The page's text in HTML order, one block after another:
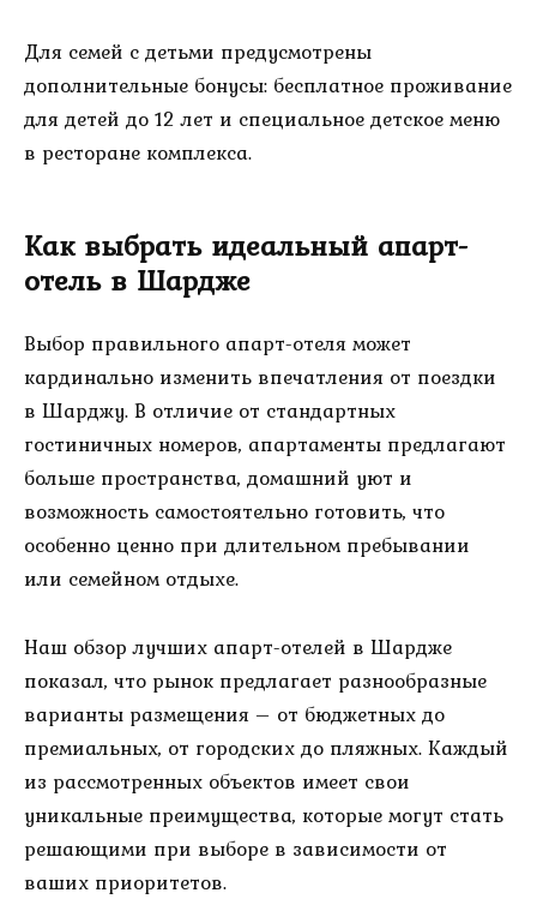
Для семей с детьми предусмотрены
дополнительные бонусы: бесплатное проживание
для детей до 12 лет и специальное детское меню
в ресторане комплекса.
Как выбрать идеальный апарт-
отель в Шардже
Выбор правильного апарт-отеля может
кардинально изменить впечатления от поездки
в Шарджу. В отличие от стандартных
гостиничных номеров, апартаменты предлагают
больше пространства, домашний уют и
возможность самостоятельно готовить, что
особенно ценно при длительном пребывании
или семейном отдыхе.
Наш обзор лучших апарт-отелей в Шардже
показал, что рынок предлагает разнообразные
варианты размещения – от бюджетных до
премиальных, от городских до пляжных. Каждый
из рассмотренных объектов имеет свои
уникальные преимущества, которые могут стать
решающими при выборе в зависимости от
ваших приоритетов.